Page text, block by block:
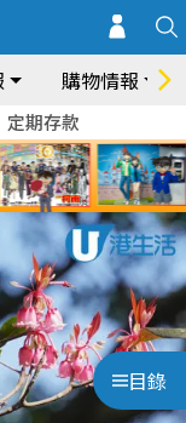
購物情報
定期存款
目錄